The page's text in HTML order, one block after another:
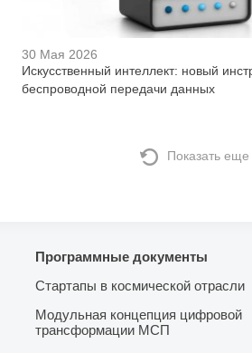
30 Мая 2026
Искусственный интеллект: новый
беспроводной передачи данных
Показать еще
Программные документы
Стартапы в космической отрасли
Модульная концепция цифровой
трансформации МСП